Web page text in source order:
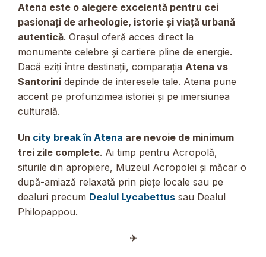
Atena este o alegere excelentă pentru cei
pasionați de arheologie, istorie și viață urbană
autentică. Orașul oferă acces direct la
monumente celebre și cartiere pline de energie.
Dacă eziți între destinații, comparația Atena vs
Santorini depinde de interesele tale. Atena pune
accent pe profunzimea istoriei și pe imersiunea
culturală.
Un city break în Atena are nevoie de minimum
trei zile complete. Ai timp pentru Acropolă,
siturile din apropiere, Muzeul Acropolei și măcar o
după-amiază relaxată prin piețe locale sau pe
dealuri precum Dealul Lycabettus sau Dealul
Philopappou.
✈︎